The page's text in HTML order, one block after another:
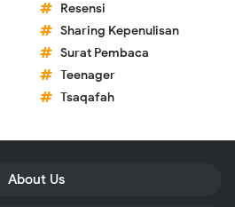
Resensi
Sharing Kepenulisan
Surat Pembaca
Teenager
Tsaqafah
About Us